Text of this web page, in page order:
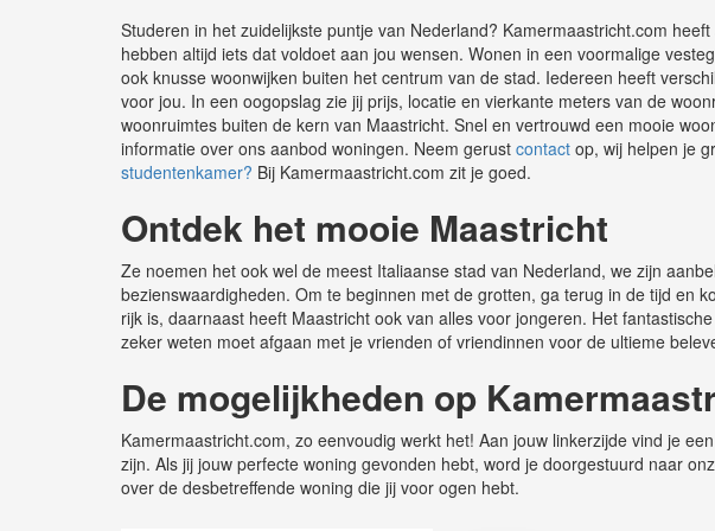
Studeren in het zuidelijkste puntje van Nederland? Kamermaastricht.com
hebben altijd iets dat voldoet aan jou wensen. Wonen in een voormalige
ook knusse woonwijken buiten het centrum van de stad. Iedereen heeft
voor jou. In een oogopslag zie jij prijs, locatie en vierkante meters van de
woonruimtes buiten de kern van Maastricht. Snel en vertrouwd een mooie
informatie over ons aanbod woningen. Neem gerust contact op, wij helpen je
studentenkamer? Bij Kamermaastricht.com zit je goed.
Ontdek het mooie Maastricht
Ze noemen het ook wel de meest Italiaanse stad van Nederland, we zijn
bezienswaardigheden. Om te beginnen met de grotten, ga terug in de tijd en
rijk is, daarnaast heeft Maastricht ook van alles voor jongeren. Het
zeker weten moet afgaan met je vrienden of vriendinnen voor de ultieme
De mogelijkheden op
Kamermaastricht.com, zo eenvoudig werkt het! Aan jouw linkerzijde vind je
zijn. Als jij jouw perfecte woning gevonden hebt, word je doorgestuurd naar
over de desbetreffende woning die jij voor ogen hebt.